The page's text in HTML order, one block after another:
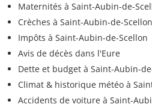
Maternités à Saint-Aubin-de-
Crèches à Saint-Aubin-de-Scellon
Impôts à Saint-Aubin-de-Scellon
Avis de décès dans l'Eure
Dette et budget à Saint-Aubin-
Climat & historique météo à
Accidents de voiture à Saint-